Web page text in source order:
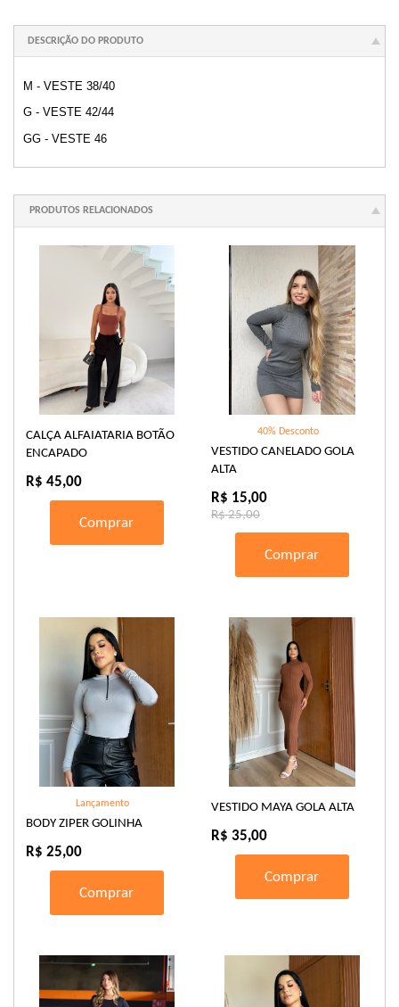
DESCRIÇÃO DO PRODUTO
M - VESTE 38/40
G - VESTE 42/44
GG - VESTE 46
PRODUTOS RELACIONADOS
CALÇA ALFAIATARIA BOTÃO
ENCAPADO
R$ 45,00
Comprar
40% Desconto
VESTIDO CANELADO GOLA
ALTA
R$ 15,00
R$ 25,00
Comprar
Lançamento
BODY ZIPER GOLINHA
R$ 25,00
Comprar
VESTIDO MAYA GOLA ALTA
R$ 35,00
Comprar